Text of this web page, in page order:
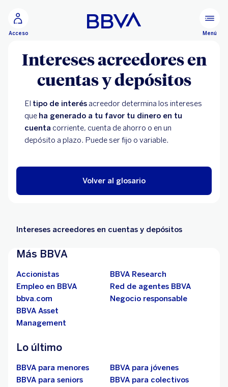
Acceso Menú
Intereses acreedores en
cuentas y depósitos
El tipo de interés acreedor determina los intereses
que ha generado a tu favor tu dinero en tu
cuenta corriente, cuenta de ahorro o en un
depósito a plazo. Puede ser fijo o variable.
Volver al glosario
Intereses acreedores en cuentas y depósitos
Más BBVA
Accionistas
BBVA Research
Empleo en BBVA
Red de agentes BBVA
bbva.com
Negocio responsable
BBVA Asset
Management
Lo último
BBVA para menores
BBVA para jóvenes
BBVA para seniors
BBVA para colectivos